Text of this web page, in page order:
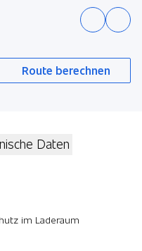
Route berechnen
Daten
im Laderaum